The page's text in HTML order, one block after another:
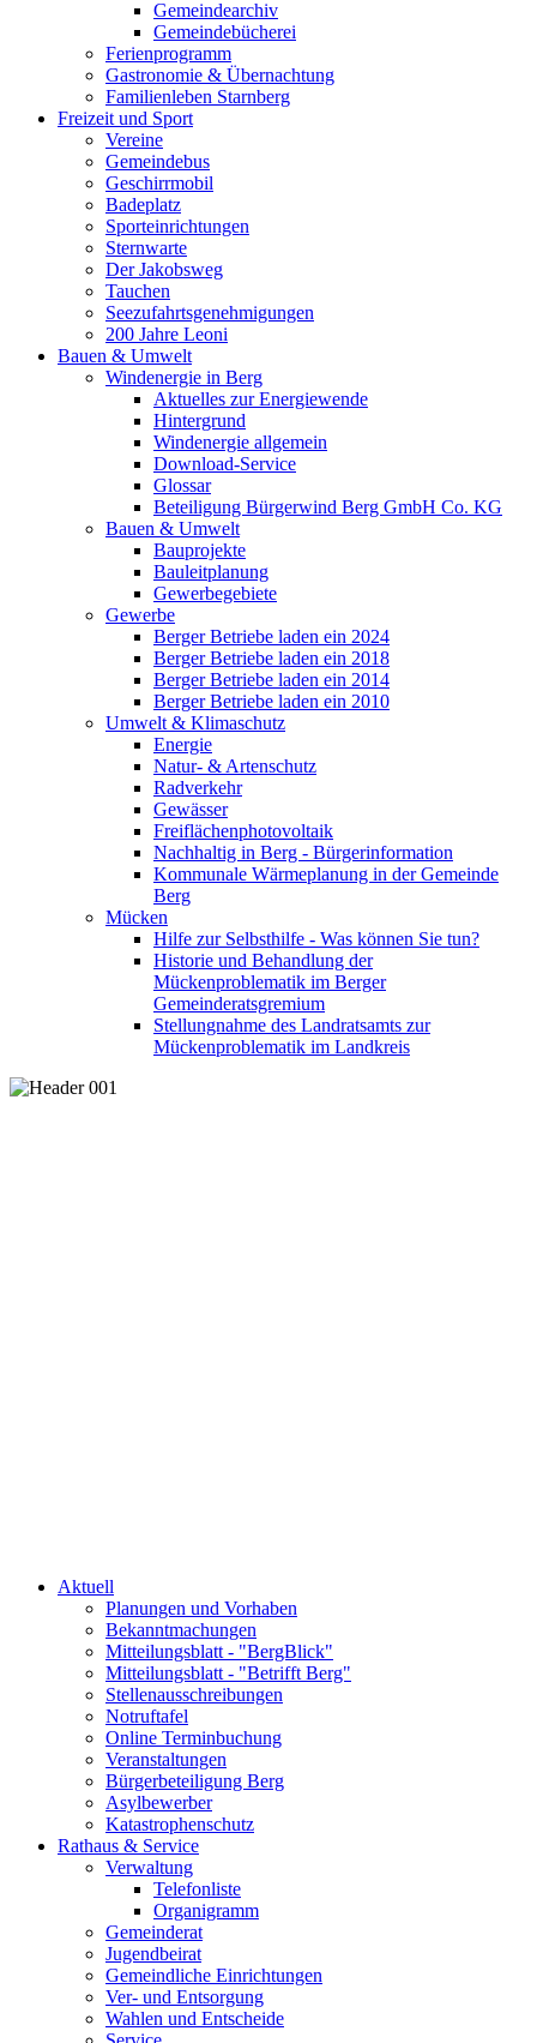
Gemeindearchiv
Gemeindebücherei
Ferienprogramm
Gastronomie & Übernachtung
Familienleben Starnberg
Freizeit und Sport
Vereine
Gemeindebus
Geschirrmobil
Badeplatz
Sporteinrichtungen
Sternwarte
Der Jakobsweg
Tauchen
Seezufahrtsgenehmigungen
200 Jahre Leoni
Bauen & Umwelt
Windenergie in Berg
Aktuelles zur Energiewende
Hintergrund
Windenergie allgemein
Download-Service
Glossar
Beteiligung Bürgerwind Berg GmbH Co. KG
Bauen & Umwelt
Bauprojekte
Bauleitplanung
Gewerbegebiete
Gewerbe
Berger Betriebe laden ein 2024
Berger Betriebe laden ein 2018
Berger Betriebe laden ein 2014
Berger Betriebe laden ein 2010
Umwelt & Klimaschutz
Energie
Natur- & Artenschutz
Radverkehr
Gewässer
Freiflächenphotovoltaik
Nachhaltig in Berg - Bürgerinformation
Kommunale Wärmeplanung in der Gemeinde
Berg
Mücken
Hilfe zur Selbsthilfe - Was können Sie tun?
Historie und Behandlung der
Mückenproblematik im Berger
Gemeinderatsgremium
Stellungnahme des Landratsamts zur
Mückenproblematik im Landkreis
Aktuell
Planungen und Vorhaben
Bekanntmachungen
Mitteilungsblatt - "BergBlick"
Mitteilungsblatt - "Betrifft Berg"
Stellenausschreibungen
Notruftafel
Online Terminbuchung
Veranstaltungen
Bürgerbeteiligung Berg
Asylbewerber
Katastrophenschutz
Rathaus & Service
Verwaltung
Telefonliste
Organigramm
Gemeinderat
Jugendbeirat
Gemeindliche Einrichtungen
Ver- und Entsorgung
Wahlen und Entscheide